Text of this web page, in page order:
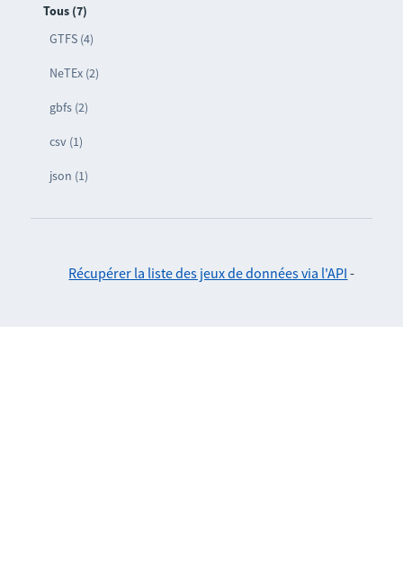
Tous (7)
GTFS (4)
NeTEx (2)
gbfs (2)
csv (1)
json (1)
Récupérer la liste des jeux de données via l'API -